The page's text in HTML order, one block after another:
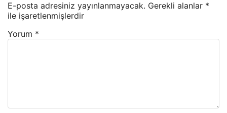
E-posta adresiniz yayınlanmayacak. Gerekli alanlar *
ile işaretlenmişlerdir
Yorum *